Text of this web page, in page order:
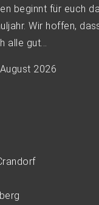
beginnt für euch
Wir hoffen,
alle gut...
2026